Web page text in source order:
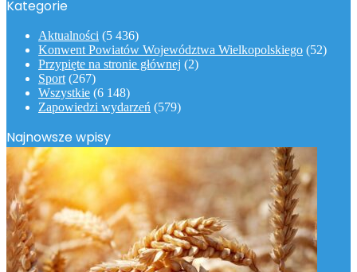
Kategorie
Aktualności (5 436)
Konwent Powiatów Województwa Wielkopolskiego (52)
Przypięte na stronie głównej (2)
Sport (267)
Wszystkie (6 148)
Zapowiedzi wydarzeń (579)
Najnowsze wpisy